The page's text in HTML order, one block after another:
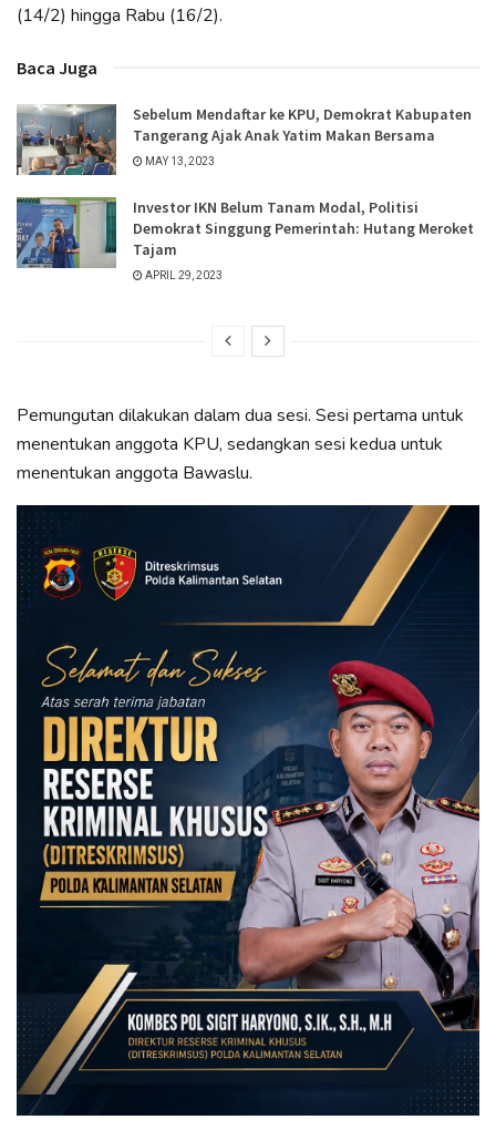
(14/2) hingga Rabu (16/2).
Baca Juga
Sebelum Mendaftar ke KPU, Demokrat Kabupaten
Tangerang Ajak Anak Yatim Makan Bersama
MAY 13, 2023
Investor IKN Belum Tanam Modal, Politisi
Demokrat Singgung Pemerintah: Hutang Meroket
Tajam
APRIL 29, 2023
Pemungutan dilakukan dalam dua sesi. Sesi pertama untuk
menentukan anggota KPU, sedangkan sesi kedua untuk
menentukan anggota Bawaslu.